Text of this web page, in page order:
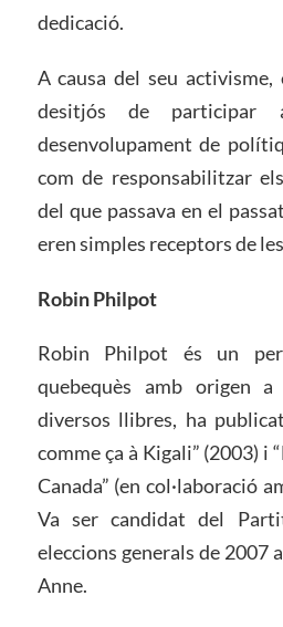
dedicació.
A causa del seu
desitjós de participar
desenvolupament de
com de responsabilitzar
del que passava en el
eren simples receptors de
Robin Philpot
Robin Philpot és un
quebequès amb origen
diversos llibres, ha
comme ça à Kigali” (2003) i
Canada” (en col·laboració
Va ser candidat del
eleccions generals de 2007
Anne.